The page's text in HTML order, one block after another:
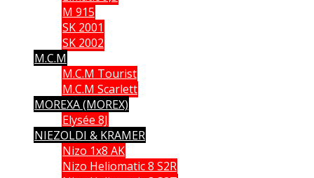
M 915
SK 2001
SK 2002
M.C.M
M.C.M Tourist
M.C.M Scarlett
MOREXA (MOREX)
Elysée 8J
NIEZOLDI & KRAMER
Nizo 1x8 AK
Nizo Heliomatic 8 S2R